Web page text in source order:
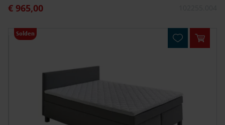
Speciale prijs
€ 965,00
Solden
In